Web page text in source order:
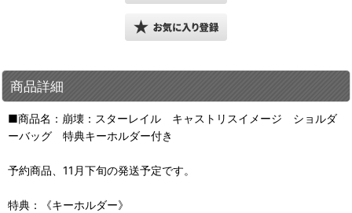
商品詳細
■商品名：崩壊：スターレイル キャストリスイメージ ショルダ
ーバッグ 特典キーホルダー付き
予約商品、11月下旬の発送予定です。
特典：《キーホルダー》